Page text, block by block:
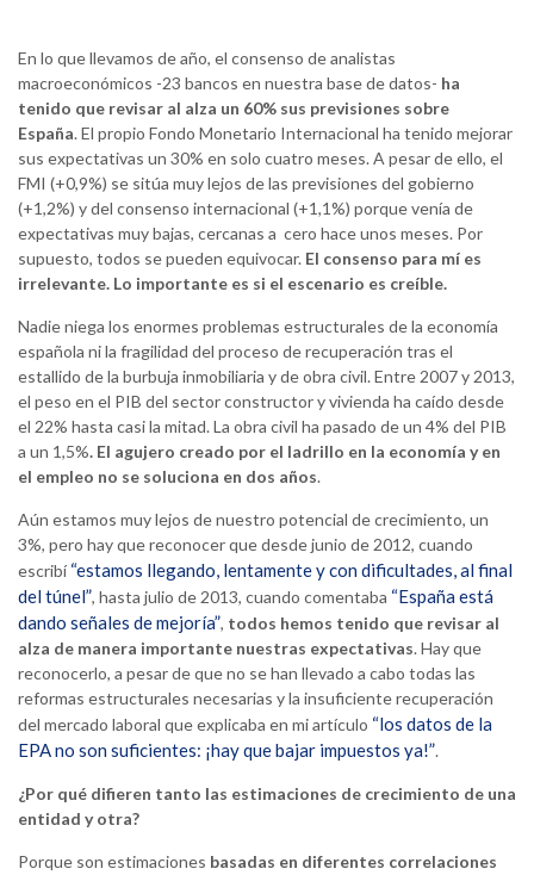
En lo que llevamos de año, el consenso de analistas
macroeconómicos -23 bancos en nuestra base de datos- ha
tenido que revisar al alza un 60% sus previsiones sobre
España. El propio Fondo Monetario Internacional ha tenido mejorar
sus expectativas un 30% en solo cuatro meses. A pesar de ello, el
FMI (+0,9%) se sitúa muy lejos de las previsiones del gobierno
(+1,2%) y del consenso internacional (+1,1%) porque venía de
expectativas muy bajas, cercanas a cero hace unos meses. Por
supuesto, todos se pueden equivocar. El consenso para mí es
irrelevante. Lo importante es si el escenario es creíble.
Nadie niega los enormes problemas estructurales de la economía
española ni la fragilidad del proceso de recuperación tras el
estallido de la burbuja inmobiliaria y de obra civil. Entre 2007 y 2013,
el peso en el PIB del sector constructor y vivienda ha caído desde
el 22% hasta casi la mitad. La obra civil ha pasado de un 4% del PIB
a un 1,5%. El agujero creado por el ladrillo en la economía y en
el empleo no se soluciona en dos años.
Aún estamos muy lejos de nuestro potencial de crecimiento, un
3%, pero hay que reconocer que desde junio de 2012, cuando
escribí “estamos llegando, lentamente y con dificultades, al final
del túnel”, hasta julio de 2013, cuando comentaba “España está
dando señales de mejoría”, todos hemos tenido que revisar al
alza de manera importante nuestras expectativas. Hay que
reconocerlo, a pesar de que no se han llevado a cabo todas las
reformas estructurales necesarias y la insuficiente recuperación
del mercado laboral que explicaba en mi artículo “los datos de la
EPA no son suficientes: ¡hay que bajar impuestos ya!”.
¿Por qué difieren tanto las estimaciones de crecimiento de una
entidad y otra?
Porque son estimaciones basadas en diferentes correlaciones